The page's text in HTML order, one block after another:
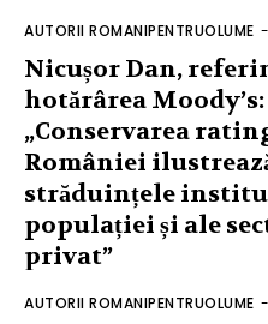
AUTORII ROMANIPENTRUOLUME -
Nicușor Dan,
hotărârea Moody’s:
„Conservarea
României
străduințele
populației și ale
privat”
AUTORII ROMANIPENTRUOLUME -